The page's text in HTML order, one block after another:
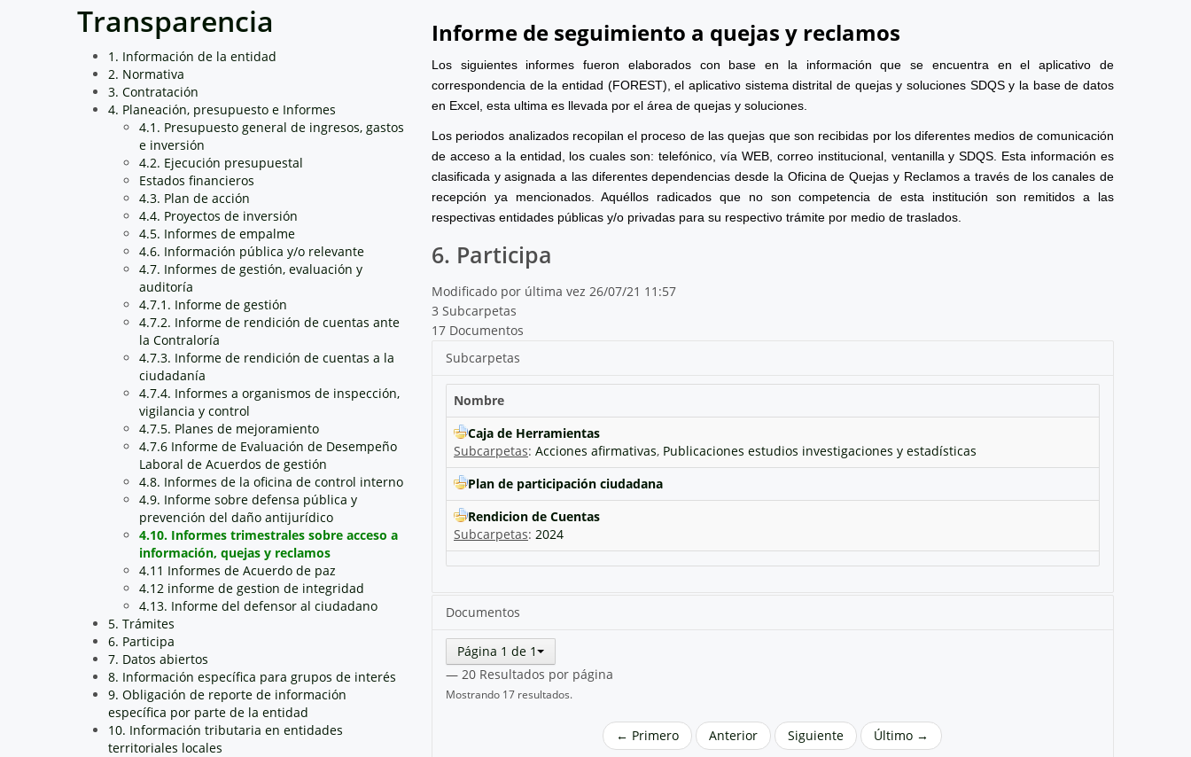
Transparencia
1. Información de la entidad
2. Normativa
3. Contratación
4. Planeación, presupuesto e Informes
4.1. Presupuesto general de ingresos, gastos
e inversión
4.2. Ejecución presupuestal
Estados financieros
4.3. Plan de acción
4.4. Proyectos de inversión
4.5. Informes de empalme
4.6. Información pública y/o relevante
4.7. Informes de gestión, evaluación y
auditoría
4.7.1. Informe de gestión
4.7.2. Informe de rendición de cuentas ante
la Contraloría
4.7.3. Informe de rendición de cuentas a la
ciudadanía
4.7.4. Informes a organismos de inspección,
vigilancia y control
4.7.5. Planes de mejoramiento
4.7.6 Informe de Evaluación de Desempeño
Laboral de Acuerdos de gestión
4.8. Informes de la oficina de control interno
4.9. Informe sobre defensa pública y
prevención del daño antijurídico
4.10. Informes trimestrales sobre acceso a
información, quejas y reclamos
4.11 Informes de Acuerdo de paz
4.12 informe de gestion de integridad
4.13. Informe del defensor al ciudadano
5. Trámites
6. Participa
7. Datos abiertos
8. Información específica para grupos de interés
9. Obligación de reporte de información
específica por parte de la entidad
10. Información tributaria en entidades
territoriales locales
Informe de seguimiento a quejas y reclamos
Los siguientes informes fueron elaborados con base en la información que se encuentra en el aplicativo de
correspondencia de la entidad (FOREST), el aplicativo sistema distrital de quejas y soluciones SDQS y la base de datos
en Excel, esta ultima es llevada por el área de quejas y soluciones.
Los periodos analizados recopilan el proceso de las quejas que son recibidas por los diferentes medios de comunicación
de acceso a la entidad, los cuales son: telefónico, vía WEB, correo institucional, ventanilla y SDQS. Esta información es
clasificada y asignada a las diferentes dependencias desde la Oficina de Quejas y Reclamos a través de los canales de
recepción ya mencionados. Aquéllos radicados que no son competencia de esta institución son remitidos a las
respectivas entidades públicas y/o privadas para su respectivo trámite por medio de traslados.
6. Participa
Modificado por última vez 26/07/21 11:57
3 Subcarpetas
17 Documentos
Subcarpetas
Nombre
Caja de Herramientas
Subcarpetas: Acciones afirmativas, Publicaciones estudios investigaciones y estadísticas
Plan de participación ciudadana
Rendicion de Cuentas
Subcarpetas: 2024
Documentos
Página 1 de 1
— 20 Resultados por página
Mostrando 17 resultados.
← Primero Anterior Siguiente Último →